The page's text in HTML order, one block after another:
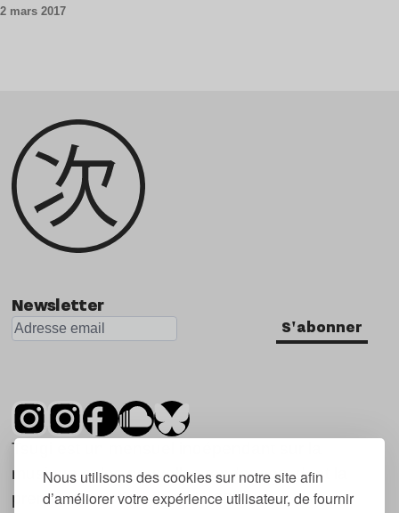
Nous utilisons des cookies sur notre site afin
d’améliorer votre expérience utilisateur, de fournir
2 mars 2017
Newsletter
S'abonner
Tsugi est un mensuel indépendant sur la
musique et les nouvelles tendances, dont la
première parution date de 2007.